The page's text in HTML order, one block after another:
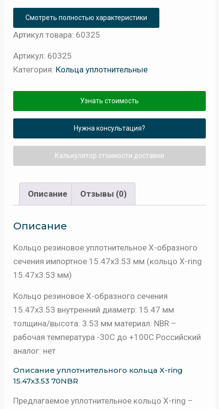
Смотреть полностью характеристики
Артикул товара: 60325
Артикул: 60325
Категория: Кольца уплотнительные
Узнать стоимость
Нужна консультация?
Калькулятор стоимости доставки
Описание Отзывы (0)
Описание
Кольцо резиновое уплотнительное Х-образного
сечения импортное 15.47х3.53 мм (кольцо X-ring
15.47х3.53 мм)
Кольцо резиновое Х-образного сечения
15.47х3.53 внутренний диаметр: 15.47 мм
толщина/высота: 3.53 мм материал: NBR –
рабочая температура -30C до +100C Российский
аналог: нет
Описание уплотнительного кольца X-ring
15.47х3.53 70NBR
Предлагаемое уплотнительное кольцо X-ring –